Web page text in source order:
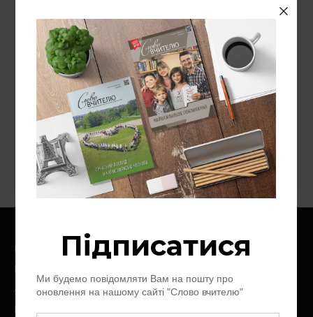
СУВІЙ БЛОҐІВ
«Надія — людям»
Національний університет "Острозька
академія"
Ноїв Ковчег
Слово про слово
Цінності
Головна
Про нас
Архів журналу
Контакт